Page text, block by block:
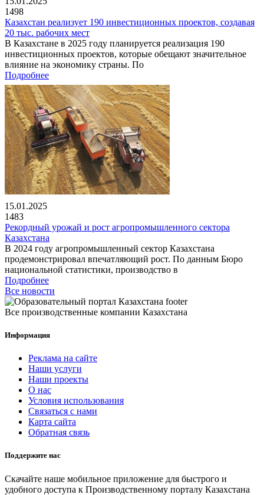
1498
Казахстан реализует 190 инвестиционных проектов, создавая
20 тыс. рабочих мест
В Казахстане в 2025 году планируется реализация 190
инвестиционных проектов, которые обещают значительное
влияние на экономику страны. По
Подробнее
15.01.2025
1483
Рекордный урожай и рост агропромышленного сектора
Казахстана
В 2024 году агропромышленный сектор Казахстана
продемонстрировал впечатляющий рост. По данным Бюро
национальной статистики, производство в
Подробнее
Все новости
Все производственные компании Казахстана
Информация
Реклама на сайте
Наши услуги
Наши проекты
О нас
Условия использования
Связаться с нами
Карта сайта
Обратная связь
Поддержите нас
Скачайте наше мобильное приложение для быстрого и
удобного доступа к Производственному порталу Казахстана